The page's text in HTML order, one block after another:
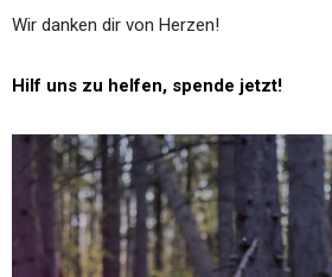
Wir danken dir von Herzen!
Hilf uns zu helfen, spende jetzt!